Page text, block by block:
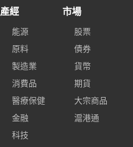
產經
能源
原料
製造業
消費品
醫療保健
金融
科技
市場
股票
債券
貨幣
期貨
大宗商品
滬港通